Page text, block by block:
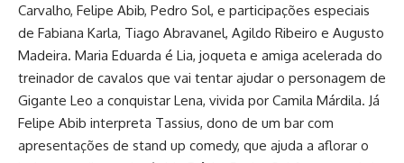
Carvalho, Felipe Abib, Pedro Sol, e participações especiais
de Fabiana Karla, Tiago Abravanel, Agildo Ribeiro e Augusto
Madeira. Maria Eduarda é Lia, joqueta e amiga acelerada do
treinador de cavalos que vai tentar ajudar o personagem de
Gigante Leo a conquistar Lena, vivida por Camila Márdila. Já
Felipe Abib interpreta Tassius, dono de um bar com
apresentações de stand up comedy, que ajuda a aflorar o